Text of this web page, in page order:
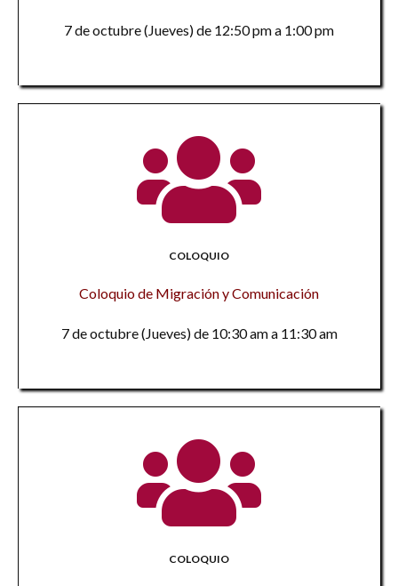
7 de octubre (Jueves) de 12:50 pm a 1:00 pm
COLOQUIO
Coloquio de Migración y Comunicación
7 de octubre (Jueves) de 10:30 am a 11:30 am
COLOQUIO